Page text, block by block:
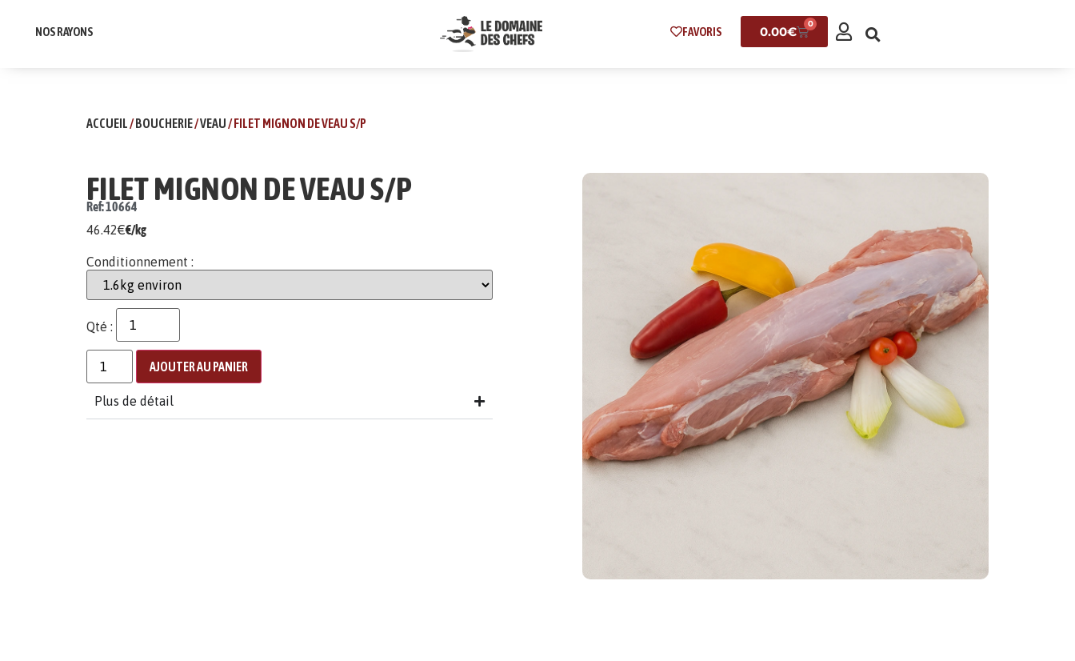
NOS RAYONS FAVORIS 0.00€
0
ACCUEIL/BOUCHERIE/VEAU/ FILET MIGNON DE VEAU S/P
FILET MIGNON DE VEAU S/P
Ref: 10664
46.42€€/kg
Conditionnement :
Qté :
AJOUTER AU PANIER
Plus de détail